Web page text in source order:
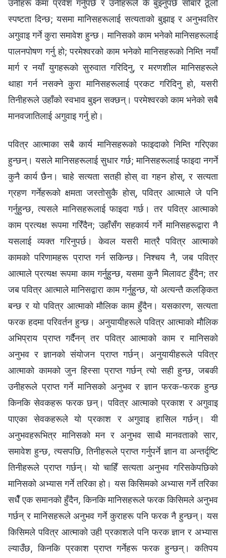
पवित्र आत्माका सबै कार्य मानिसहरूको फाइदाको निम्ति गरिएका
हुन्छन्। यसले मानिसहरूलाई सुधार गर्छ; मानिसहरूलाई फाइदा नगर्ने
कुनै कार्य छैन। चाहे सत्यता सतही होस् वा गहन होस्, र सत्यता
ग्रहण गर्नेहरूको क्षमता जस्तोसुकै होस्, पवित्र आत्माले जे पनि
गर्नुहुन्छ, त्यसले मानिसहरूलाई फाइदा गर्छ। तर पवित्र आत्माको
काम प्रत्यक्ष रूपमा गरिँदैन; उहाँसँग सहकार्य गर्ने मानिसहरूद्वारा नै
यसलाई व्यक्त गरिनुपर्छ। केवल यसरी मात्रै पवित्र आत्माको
कामको परिणामहरू प्राप्‍त गर्न सकिन्छ। निश्‍चय नै, जब पवित्र
आत्माले प्रत्यक्ष रूपमा काम गर्नुहुन्छ, यसमा कुनै मिलावट हुँदैन; तर
जब पवित्र आत्माले मानिसद्वारा काम गर्नुहुन्छ, यो अत्यन्तै कलङ्कित
बन्छ र यो पवित्र आत्माको मौलिक काम हुँदैन। यसकारण, सत्यता
फरक हदमा परिवर्तन हुन्छ। अनुयायीहरूले पवित्र आत्माको मौलिक
अभिप्राय प्राप्‍त गर्दैनन् तर पवित्र आत्माको काम र मानिसको
अनुभव र ज्ञानको संयोजन प्राप्‍त गर्छन्। अनुयायीहरूले पवित्र
आत्माको कामको जुन हिस्सा प्राप्‍त गर्छन् त्यो सही हुन्छ, जबकी
उनीहरूले प्राप्‍त गर्ने मानिसको अनुभव र ज्ञान फरक-फरक हुन्छ
किनकि सेवकहरू फरक छन्। पवित्र आत्माको प्रकाश र अगुवाइ
पाएका सेवकहरूले यो प्रकाश र अगुवाइ हासिल गर्छन्। यी
अनुभवहरूभित्र मानिसको मन र अनुभव साथै मानवताको सार,
समावेश हुन्छ, त्यसपछि, तिनीहरूले प्राप्त गर्नुपर्ने ज्ञान वा अन्तर्दृष्टि
तिनीहरूले प्राप्त गर्छन्। यो चाहिँ सत्यता अनुभव गरिसकेपछिको
मानिसको अभ्यास गर्ने तरिका हो। यस किसिमको अभ्यास गर्ने तरिका
सधैँ एक समानको हुँदैन, किनकि मानिसहरूले फरक किसिमले अनुभव
गर्छन् र मानिसहरूले अनुभव गर्ने कुराहरू पनि फरक नै हुन्छन्। यस
किसिमले पवित्र आत्माको उही प्रकाशले पनि फरक ज्ञान र अभ्यास
ल्याउँछ, किनकि प्रकाश प्राप्‍त गर्नेहरू फरक हुन्छन्। कतिपय